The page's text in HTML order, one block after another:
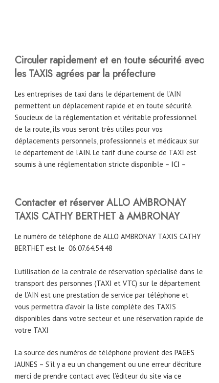
Circuler rapidement et en toute sécurité avec
les TAXIS agrées par la préfecture
Les entreprises de taxi dans le département de l’AIN
permettent un déplacement rapide et en toute sécurité.
Soucieux de la réglementation et véritable professionnel
de la route, ils vous seront très utiles pour vos
déplacements personnels, professionnels et médicaux sur
le département de l’AIN. Le tarif d’une course de TAXI est
soumis à une réglementation stricte disponible – ICI –
Contacter et réserver ALLO AMBRONAY
TAXIS CATHY BERTHET à AMBRONAY
Le numéro de téléphone de ALLO AMBRONAY TAXIS CATHY
BERTHET est le 06.07.64.54.48
L’utilisation de la centrale de réservation spécialisé dans le
transport des personnes (TAXI et VTC) sur le département
de l’AIN est une prestation de service par téléphone et
vous permettra d’avoir la liste complète des TAXIS
disponibles dans votre secteur et une réservation rapide de
votre TAXI
La source des numéros de téléphone provient des PAGES
JAUNES – S’il y a eu un changement ou une erreur d’écriture
merci de prendre contact avec l’éditeur du site via ce